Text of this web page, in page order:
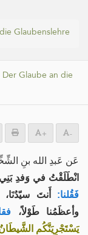
Glaubenslehre
Der Glaube an die
+ -
عَن عَبدِ الله بنِ
انْطَلَقْتُ في وَفدِ
فَقُلنا: أَنتَ سيّدُنَا،
وأعظَمُنا طَوْلاً،
يَسْتَجْرِيَنَّكُم